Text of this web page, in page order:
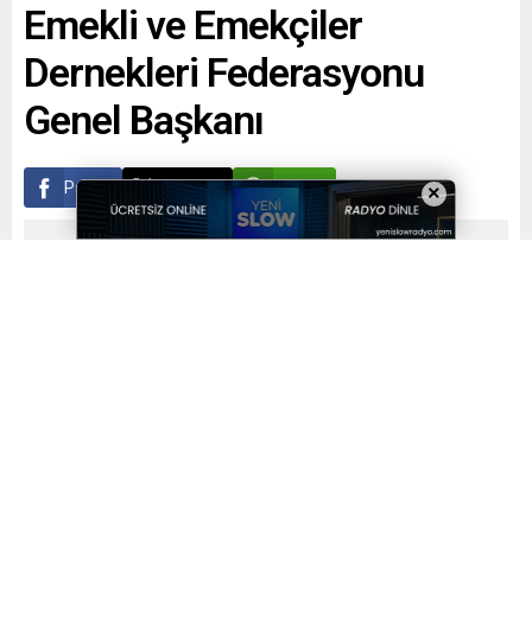
Emekli ve Emekçiler
Dernekleri Federasyonu
Genel Başkanı
Paylaş Tweetle Gönder ×